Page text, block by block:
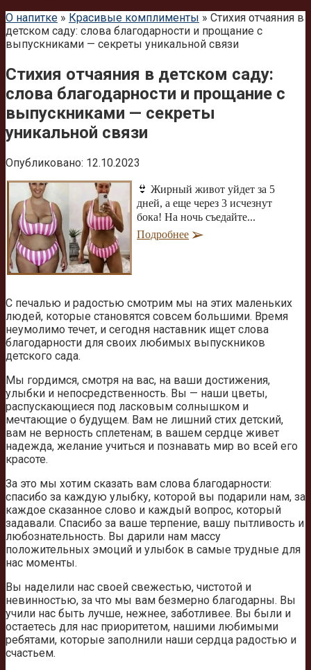
О напитке » Красивые комплименты » Стихия отчаяния в
детском саду: слова благодарности и прощание с
выпускниками — секреты уникальной связи
Стихия отчаяния в детском саду:
слова благодарности и прощание с
выпускниками — секреты
уникальной связи
Опубликовано: 12.10.2023
👙 Жирный живот уйдет за 5
дней, а еще через 3 исчезнут
бока! На ночь съедайте...
Подробнее
С печалью и радостью смотрим мы на этих маленьких
людей, которые становятся совсем большими. Время
неумолимо течет, и сегодня наставник ищет слова
благодарности для своих любимых выпускников
детского сада.
Мы гордимся, смотря на вас, на ваши достижения,
улыбки и непосредственность. Вы — наши цветы,
распускающиеся под ласковым солнышком и
мечтающие о будущем. Вам не лишний стих детский,
вам не верность сплетенам; в вашем сердце живет
надежда, желание учиться и познавать мир во всей его
красоте.
За это мы хотим сказать вам слова благодарности:
спасибо за каждую улыбку, которой вы подарили нам, за
каждое сказанное слово и каждый вопрос, который
задавали. Спасибо за ваше терпение, вашу пытливость и
любознательность. Вы дарили нам массу
положительных эмоций и улыбок в самые трудные для
нас моменты.
Вы наделили нас своей свежестью, чистотой и
невинностью, за что мы вам безмерно благодарны. Вы
учили нас быть лучше, нежнее, заботливее. Вы были и
остаетесь для нас приоритетом, нашими любимыми
ребятами, которые заполнили наши сердца радостью и
счастьем.